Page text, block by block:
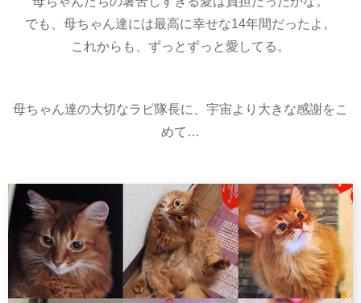
でも、母ちゃん達には最高に幸せな14年間だったよ。
これからも、ずっとずっと愛してる。
母ちゃん達の大切なラピ隊長に、宇宙より大きな感謝をこ
めて…